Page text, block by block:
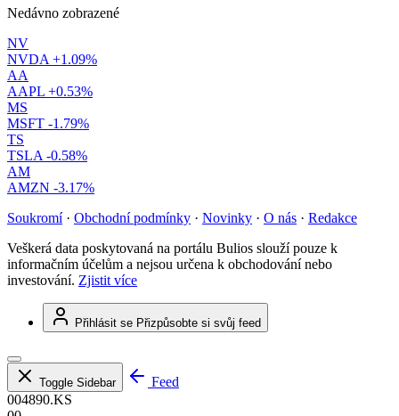
Nedávno zobrazené
NV
NVDA +1.09%
AA
AAPL +0.53%
MS
MSFT -1.79%
TS
TSLA -0.58%
AM
AMZN -3.17%
Soukromí · Obchodní podmínky · Novinky · O nás · Redakce
Veškerá data poskytovaná na portálu Bulios slouží pouze k
informačním účelům a nejsou určena k obchodování nebo
investování. Zjistit více
Přihlásit se Přizpůsobte si svůj feed
Toggle Sidebar
Feed
004890.KS